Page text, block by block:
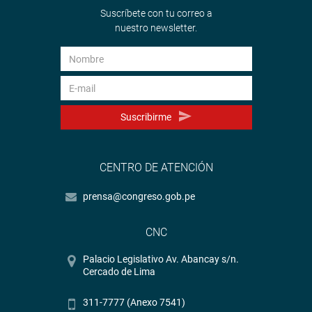
https://twitter.com/congresoperu
http://www.youtube.com/congresoperu
Soundcloud:https://soundcloud.com/radiocongreso
Suscríbete con tu correo a
nuestro newsletter.
Suscribirme
CENTRO DE ATENCIÓN
prensa@congreso.gob.pe
CNC
Palacio Legislativo Av. Abancay s/n.
Cercado de Lima
311-7777 (Anexo 7541)